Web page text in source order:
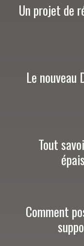
Un projet de
Le nouveau
Tout
Comment